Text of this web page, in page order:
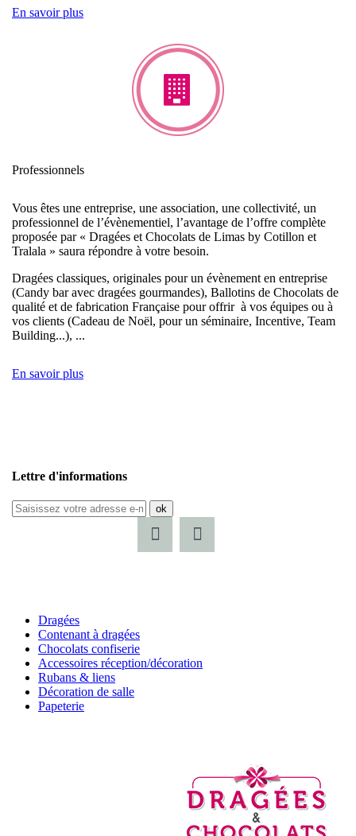
En savoir plus
Professionnels
Vous êtes une entreprise, une association, une collectivité, un
professionnel de l’évènementiel, l’avantage de l’offre complète
proposée par « Dragées et Chocolats de Limas by Cotillon et
Tralala » saura répondre à votre besoin.
Dragées classiques, originales pour un évènement en entreprise
(Candy bar avec dragées gourmandes), Ballotins de Chocolats de
qualité et de fabrication Française pour offrir à vos équipes ou à
vos clients (Cadeau de Noël, pour un séminaire, Incentive, Team
Building...), ...
En savoir plus
Lettre d'informations
ok
Dragées
Contenant à dragées
Chocolats confiserie
Accessoires réception/décoration
Rubans & liens
Décoration de salle
Papeterie